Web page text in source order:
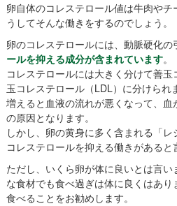
卵自体のコレステロール値は牛肉や
うしてそんな働きをするのでしょう。
卵のコレステロールには、動脈硬化の
ールを抑える成分が含まれています。
コレステロールには大きく分けて善
玉コレステロール（LDL）に分けられ
増えると血液の流れが悪くなって、
の原因となります。
しかし、卵の黄身に多く含まれる「
コレステロールを抑える働きがあると
ただし、いくら卵が体に良いとは言
な食材でも食べ過ぎは体に良くはあ
食べることをお勧めします。